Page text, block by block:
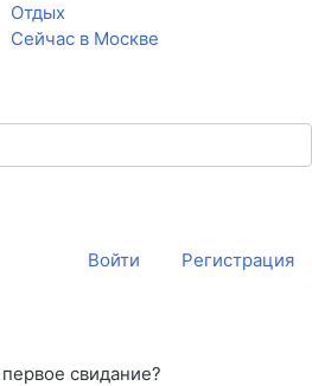
Отдых
Сейчас в Москве
Войти Регистрация
свидание?